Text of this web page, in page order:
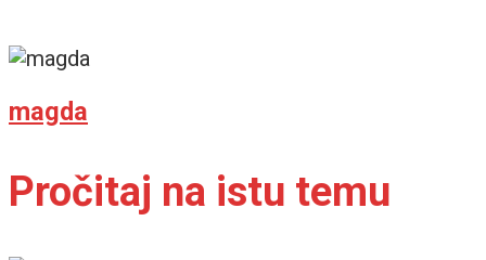
magda
Pročitaj na istu temu